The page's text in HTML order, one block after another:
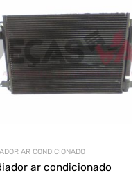
AR CONDICIONADO
ar condicionado